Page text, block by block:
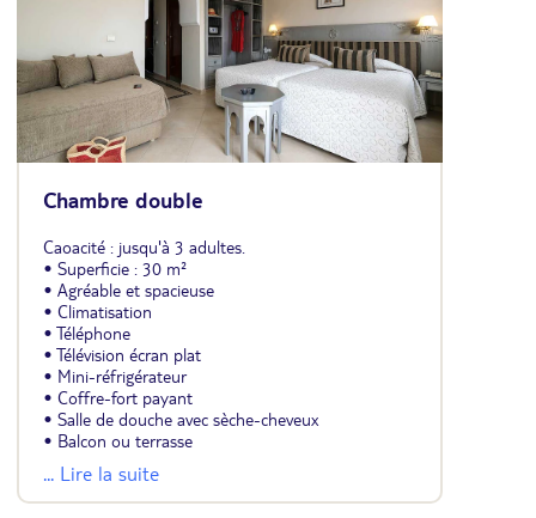
Chambre double
Caoacité : jusqu'à 3 adultes.
• Superficie : 30 m²
• Agréable et spacieuse
• Climatisation
• Téléphone
• Télévision écran plat
• Mini-réfrigérateur
• Coffre-fort payant
• Salle de douche avec sèche-cheveux
• Balcon ou terrasse
• Un lit double ou 2 lits simples
• Petit espace salon
• Possibilité de lit supplémentaire et lit bébé dans
... Lire la suite